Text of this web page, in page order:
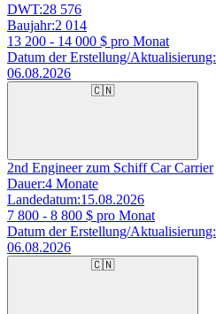
DWT:28 576
Baujahr:2 014
13 200 - 14 000 $ pro Monat
Datum der Erstellung/Aktualisierung:
06.08.2026
🇨🇳
2nd Engineer zum Schiff Car Carrier
Dauer:4 Monate
Landedatum:15.08.2026
7 800 - 8 800 $ pro Monat
Datum der Erstellung/Aktualisierung:
06.08.2026
🇨🇳